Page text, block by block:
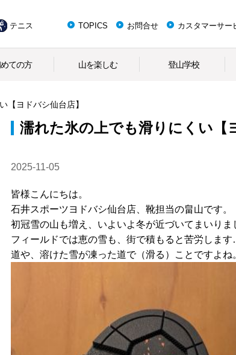
テニス TOPICS お問合せ カスタマーサー
ての方 山を楽しむ 登山学校
【ヨドバシ仙台店】
濡れた氷の上でも滑りにくい
2025-11-05
皆様こんにちは。
石井スポーツヨドバシ仙台店、靴担当の畠山です。
初冠雪の山も増え、いよいよ冬が近づいてまいりま
フィールドでは恵の雪も、街で積もると苦労しま
道や、溶けた雪が凍った道で（滑る）ことですよね